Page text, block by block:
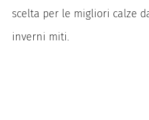
scelta per le migliori calze
inverni miti.